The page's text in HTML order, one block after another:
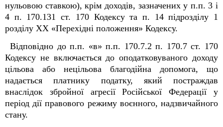
нульовою ставкою), крім доходів, зазначених у п.п. 3 і
4 п. 170.131 ст. 170 Кодексу та п. 14 підрозділу 1
розділу XX «Перехідні положення» Кодексу.
Відповідно до п.п. «в» п.п. 170.7.2 п. 170.7 ст. 170
Кодексу не включається до оподатковуваного доходу
цільова або нецільова благодійна допомога, що
надається платнику податку, який постраждав
внаслідок збройної агресії Російської Федерації у
період дії правового режиму воєнного, надзвичайного
стану.